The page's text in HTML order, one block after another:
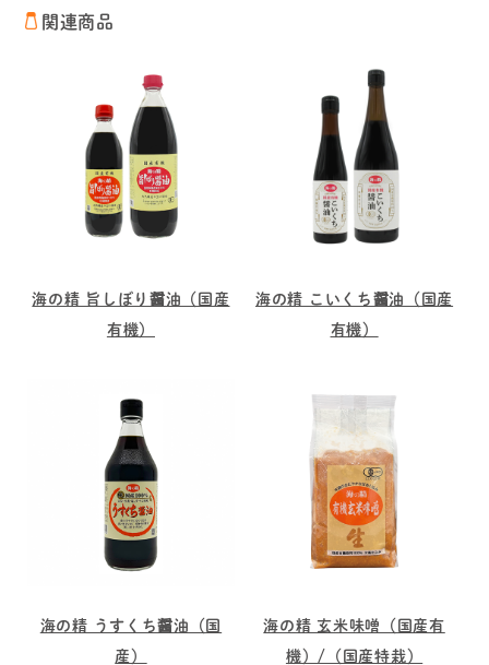
関連商品
海の精 旨しぼり醤油（国産
有機）
海の精 こいくち醤油（国産
有機）
海の精 うすくち醤油（国
産）
海の精 玄米味噌（国産有
機）/（国産特栽）